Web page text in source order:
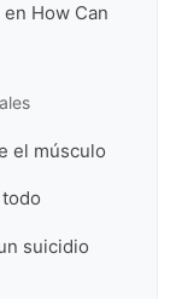
How Can
el músculo
suicidio